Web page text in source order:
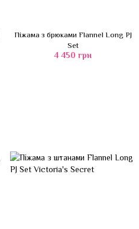
Піжама з брюками Flannel Long PJ
Set
4 450 грн